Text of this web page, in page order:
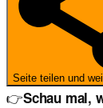
Seite teilen und
👉Schau mal,